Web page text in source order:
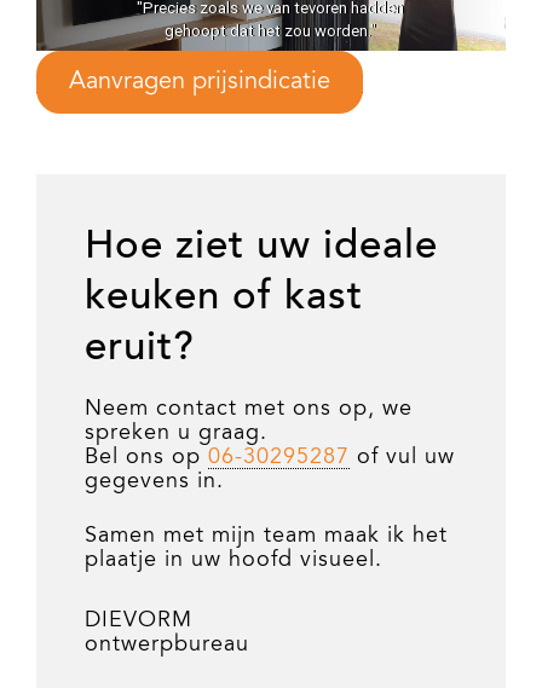
"Precies zoals we van tevoren hadden
gehoopt dat het zou worden."
Aanvragen prijsindicatie
Hoe ziet uw ideale
keuken of kast
eruit?
Neem contact met ons op, we
spreken u graag.
Bel ons op 06-30295287 of vul uw
gegevens in.
Samen met mijn team maak ik het
plaatje in uw hoofd visueel.
DIEVORM
ontwerpbureau